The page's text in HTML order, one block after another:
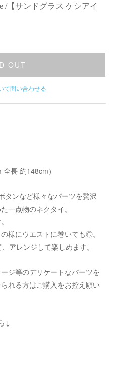
/【サンドグラス ケシアイ
OUT
て問い合わせる
長 約148cm）
タンなど様々なパーツを贅沢
一点物のネクタイ。
様にウエストに巻いても◎。
アレンジして楽しめます。
ジ等のデリケートなパーツを
れる方はご購入をお控え願い
↓